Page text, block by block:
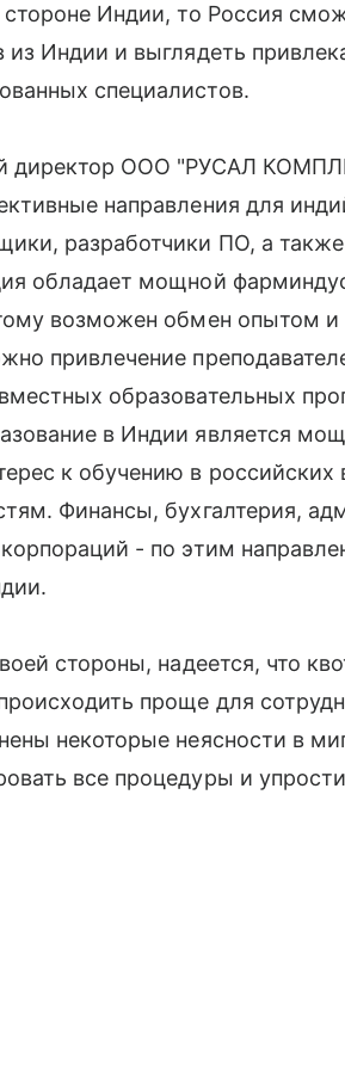
стороне Индии, то Россия
из Индии и выглядеть
специалистов.
директор ООО "РУСАЛ
направления для
разработчики ПО, а
обладает мощной
возможен обмен опытом
привлечение
образовательных
в Индии является
к обучению в
Финансы, бухгалтерия,
- по этим
стороны, надеется, что
проще для
некоторые неясности в
все процедуры и